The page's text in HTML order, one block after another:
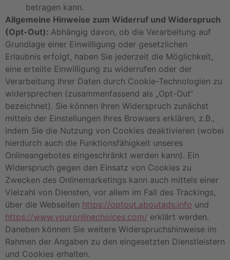
betragen kann.
Allgemeine Hinweise zum Widerruf und Widerspruch
(Opt-Out): Abhängig davon, ob die Verarbeitung auf
Grundlage einer Einwilligung oder gesetzlichen
Erlaubnis erfolgt, haben Sie jederzeit die Möglichkeit,
eine erteilte Einwilligung zu widerrufen oder der
Verarbeitung Ihrer Daten durch Cookie-Technologien zu
widersprechen (zusammenfassend als „Opt-Out“
bezeichnet). Sie können Ihren Widerspruch zunächst
mittels der Einstellungen Ihres Browsers erklären, z.B.,
indem Sie die Nutzung von Cookies deaktivieren (wobei
hierdurch auch die Funktionsfähigkeit unseres
Onlineangebotes eingeschränkt werden kann). Ein
Widerspruch gegen den Einsatz von Cookies zu
Zwecken des Onlinemarketings kann auch mittels einer
Vielzahl von Diensten, vor allem im Fall des Trackings,
über die Webseiten https://optout.aboutads.info und
https://www.youronlinechoices.com/ erklärt werden.
Daneben können Sie weitere Widerspruchshinweise im
Rahmen der Angaben zu den eingesetzten Dienstleistern
und Cookies erhalten.